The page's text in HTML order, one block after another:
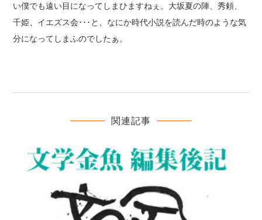
い僕でも遠い目になってしまひますねぇ。大坂夏の陣、秀頼、
千姫、イエズス会･･･と、なにか時代小説を読んだ時のような気
分になってしまふのでしたぁ。
関連記事